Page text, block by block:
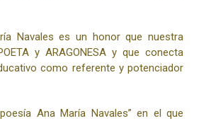
Navales es un honor que nuestra
y ARAGONESA y que conecta
como referente y potenciador
Ana María Navales” en el que